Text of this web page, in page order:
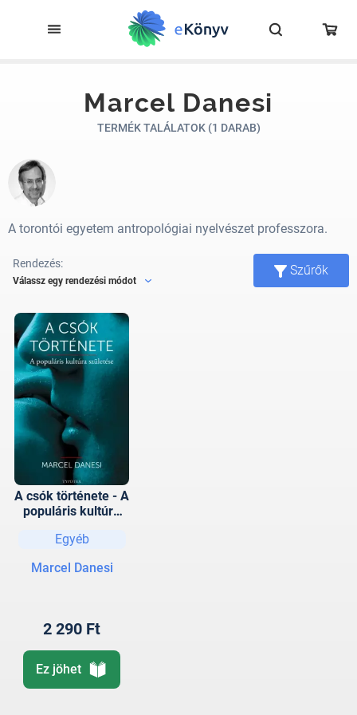
Marcel Danesi
TERMÉK TALÁLATOK (1 DARAB)
A torontói egyetem antropológiai nyelvészet professzora.
Rendezés:
Válassz egy rendezési módot
Szűrők
A csók története - A
populáris kultúra
Egyéb
Marcel Danesi
2 290 Ft
Ez jöhet